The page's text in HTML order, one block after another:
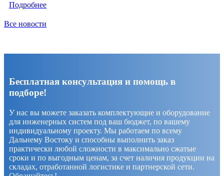
Подробнее
Все новости
Бесплатная консультация и помощь в
подборе!
У нас вы можете заказать комплектующие и оборудование
для инженерных систем под ваш бюджет, по вашему
индивидуальному проекту. Мы работаем по всему
Дальнему Востоку и способны выполнить заказ
практически любой сложности в максимально сжатые
сроки и по выгодным ценам, за счет наличия продукции на
складах, отработанной логистике и партнерской сети.